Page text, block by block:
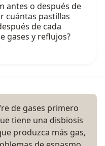
antes o después de
cuántas pastillas
de cada
gases y reflujos?
de gases primero
tiene una disbiosis
produzca más gas,